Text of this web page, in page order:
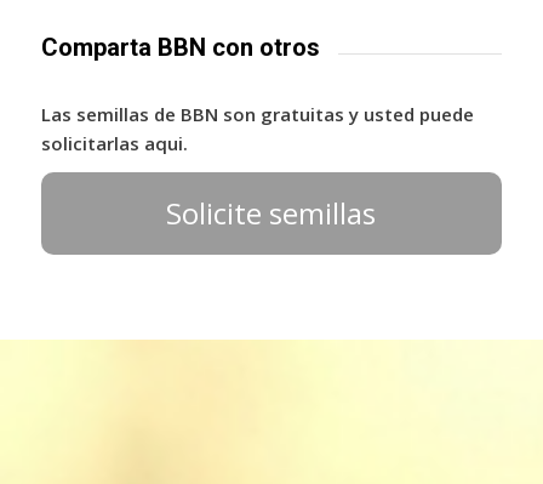
Comparta BBN con otros
Las semillas de BBN son gratuitas y usted puede
solicitarlas aqui.
Solicite semillas